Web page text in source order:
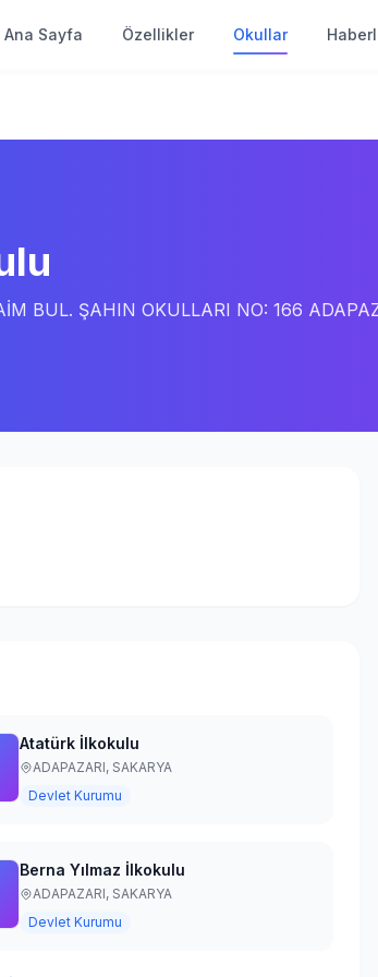
Ana Sayfa Özellikler Okullar
BUL. ŞAHIN OKULLARI NO: 166
Atatürk İlkokulu
ADAPAZARI, SAKARYA
Devlet Kurumu
Berna Yılmaz İlkokulu
ADAPAZARI, SAKARYA
Devlet Kurumu